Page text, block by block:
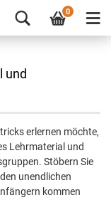
0
und
erlernen möchte,
Lehrmaterial und
Stöbern Sie
unendlichen
kommen